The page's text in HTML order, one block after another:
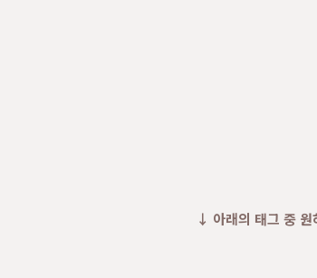
↓ 아래의 태그 중 원